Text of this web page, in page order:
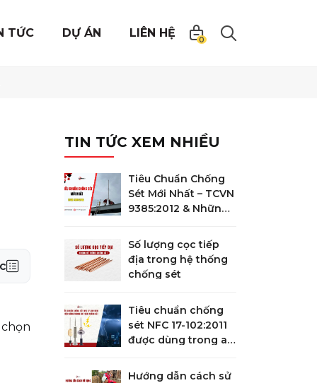
TỨC DỰ ÁN LIÊN HỆ 0
TIN TỨC XEM NHIỀU
Tiêu Chuẩn Chống
Sét Mới Nhất – TCVN
9385:2012 & Những
Bắt Buộc Phải Biết
Số lượng cọc tiếp
địa trong hệ thống
chống sét
Tiêu chuẩn chống
sét NFC 17-102:2011
được dùng trong an
Hướng dẫn cách sử